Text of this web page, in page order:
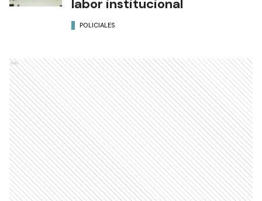
labor institucional
POLICIALES
Ads